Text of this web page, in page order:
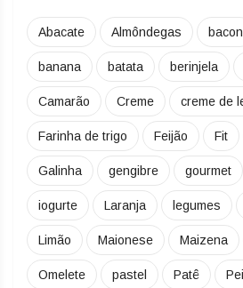
Abacate Almôndegas bacon
banana batata berinjela
Camarão Creme creme de
Farinha de trigo Feijão Fit
Galinha gengibre gourmet
iogurte Laranja legumes
Limão Maionese Maizena
Omelete pastel Patê